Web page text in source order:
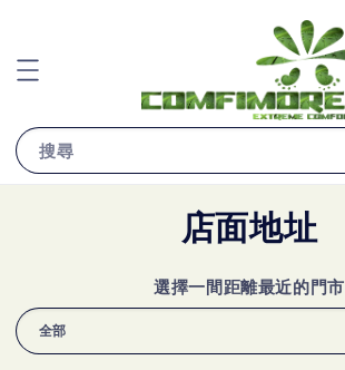
搜尋
店面地址
選擇一間距離最近的門市